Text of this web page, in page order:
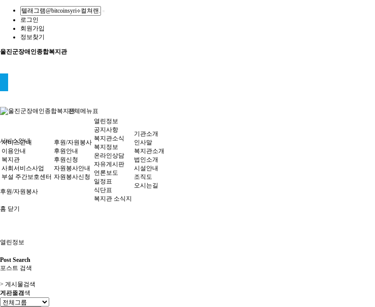
로그인
회원가입
정보찾기
울진군장애인종합복지관
서비스안내
후원/자원봉사
열린정보
기관소개
전체메뉴표
서비스안내
이용안내
복지관
사회서비스사업
부설 주간보호센터
후원/자원봉사
후원안내
후원신청
자원봉사안내
자원봉사신청
열린정보
공지사항
복지관소식
복지정보
온라인상담
자유게시판
언론보도
일정표
식단표
복지관 소식지
기관소개
인사말
복지관소개
법인소개
시설안내
조직도
오시는길
홈 닫기
Post Search
포스트 검색
> 게시물검색
게시물검색